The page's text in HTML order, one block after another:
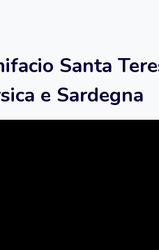
Santa
e Sardegna